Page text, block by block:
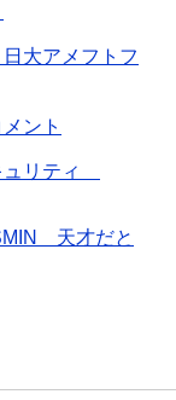
大アメフトフ
ント
ュリティ
天才だと